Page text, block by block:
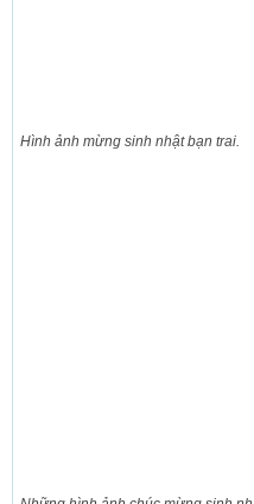
Hình ảnh mừng sinh nhật bạn trai.